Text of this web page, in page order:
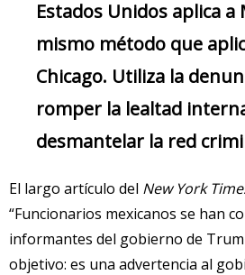
Estados Unidos aplica a
mismo método que
Chicago. Utiliza la
romper la lealtad
desmantelar la red
El largo artículo del New York
“Funcionarios mexicanos se han
informantes del gobierno de
objetivo: es una advertencia al